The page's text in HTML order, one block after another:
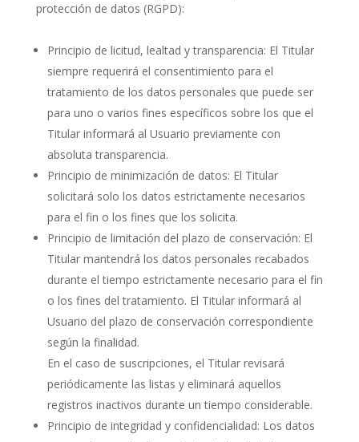
protección de datos (RGPD):
Principio de licitud, lealtad y transparencia: El Titular
siempre requerirá el consentimiento para el
tratamiento de los datos personales que puede ser
para uno o varios fines específicos sobre los que el
Titular informará al Usuario previamente con
absoluta transparencia.
Principio de minimización de datos: El Titular
solicitará solo los datos estrictamente necesarios
para el fin o los fines que los solicita.
Principio de limitación del plazo de conservación: El
Titular mantendrá los datos personales recabados
durante el tiempo estrictamente necesario para el fin
o los fines del tratamiento. El Titular informará al
Usuario del plazo de conservación correspondiente
según la finalidad.
En el caso de suscripciones, el Titular revisará
periódicamente las listas y eliminará aquellos
registros inactivos durante un tiempo considerable.
Principio de integridad y confidencialidad: Los datos